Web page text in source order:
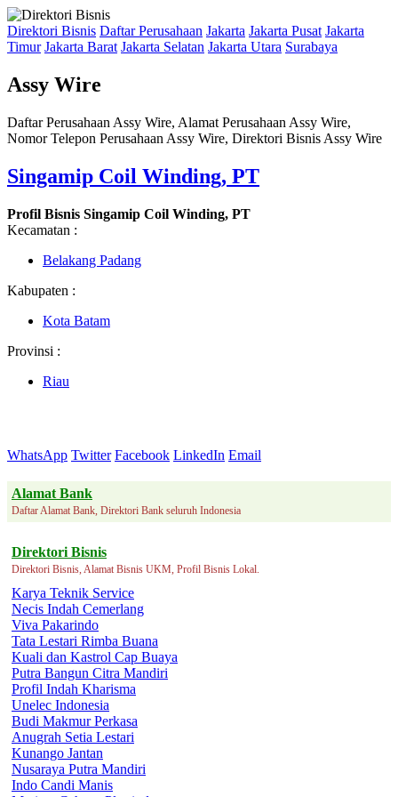
Direktori Bisnis Daftar Perusahaan Jakarta Jakarta Pusat Jakarta
Timur Jakarta Barat Jakarta Selatan Jakarta Utara Surabaya
Assy Wire
Daftar Perusahaan Assy Wire, Alamat Perusahaan Assy Wire,
Nomor Telepon Perusahaan Assy Wire, Direktori Bisnis Assy Wire
Singamip Coil Winding, PT
Profil Bisnis Singamip Coil Winding, PT
Kecamatan :
Belakang Padang
Kabupaten :
Kota Batam
Provinsi :
Riau
WhatsApp Twitter Facebook LinkedIn Email
Alamat Bank
Daftar Alamat Bank, Direktori Bank seluruh Indonesia
Direktori Bisnis
Direktori Bisnis, Alamat Bisnis UKM, Profil Bisnis Lokal.
Karya Teknik Service
Necis Indah Cemerlang
Viva Pakarindo
Tata Lestari Rimba Buana
Kuali dan Kastrol Cap Buaya
Putra Bangun Citra Mandiri
Profil Indah Kharisma
Unelec Indonesia
Budi Makmur Perkasa
Anugrah Setia Lestari
Kunango Jantan
Nusaraya Putra Mandiri
Indo Candi Manis